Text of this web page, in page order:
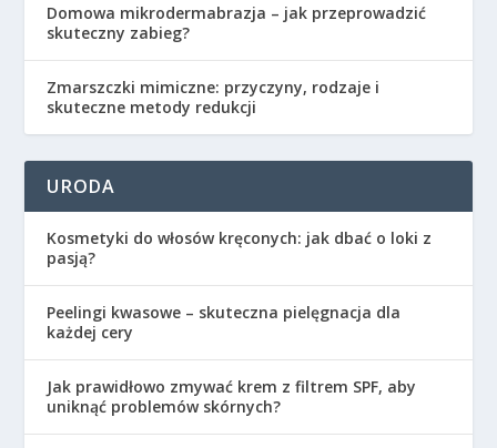
Domowa mikrodermabrazja – jak przeprowadzić
skuteczny zabieg?
Zmarszczki mimiczne: przyczyny, rodzaje i
skuteczne metody redukcji
URODA
Kosmetyki do włosów kręconych: jak dbać o loki z
pasją?
Peelingi kwasowe – skuteczna pielęgnacja dla
każdej cery
Jak prawidłowo zmywać krem z filtrem SPF, aby
uniknąć problemów skórnych?